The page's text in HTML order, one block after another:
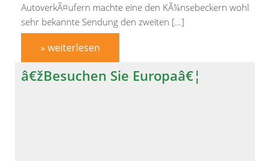
AutoverkÃ¤ufern machte eine den KÃ¼nsebeckern wohl
sehr bekannte Sendung den zweiten […]
» weiterlesen
â€žBesuchen Sie Europaâ€¦